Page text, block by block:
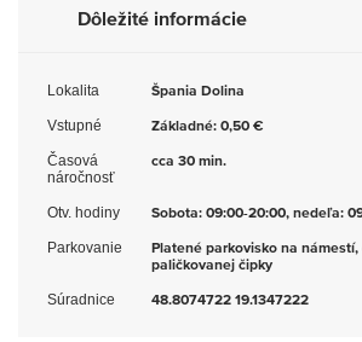
Dôležité informácie
Lokalita Špania Dolina
Vstupné Základné: 0,50 €
Časová
náročnosť
cca 30 min.
Otv. hodiny Sobota: 09:00-20:00, nedeľa:
Parkovanie
Platené parkovisko na námestí,
paličkovanej čipky
Súradnice 48.8074722 19.1347222